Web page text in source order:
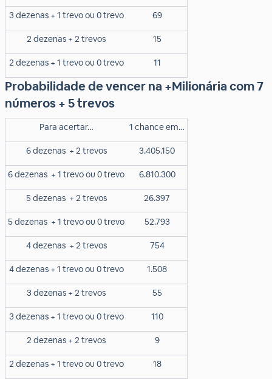
3 dezenas + 1 trevo ou 0 trevo 69
2 dezenas + 2 trevos 15
2 dezenas + 1 trevo ou 0 trevo 11
Probabilidade de vencer na +Milionária com 7
números + 5 trevos
Para acertar… 1 chance em…
6 dezenas + 2 trevos 3.405.150
6 dezenas + 1 trevo ou 0 trevo 6.810.300
5 dezenas + 2 trevos 26.397
5 dezenas + 1 trevo ou 0 trevo 52.793
4 dezenas + 2 trevos 754
4 dezenas + 1 trevo ou 0 trevo 1.508
3 dezenas + 2 trevos 55
3 dezenas + 1 trevo ou 0 trevo 110
2 dezenas + 2 trevos 9
2 dezenas + 1 trevo ou 0 trevo 18